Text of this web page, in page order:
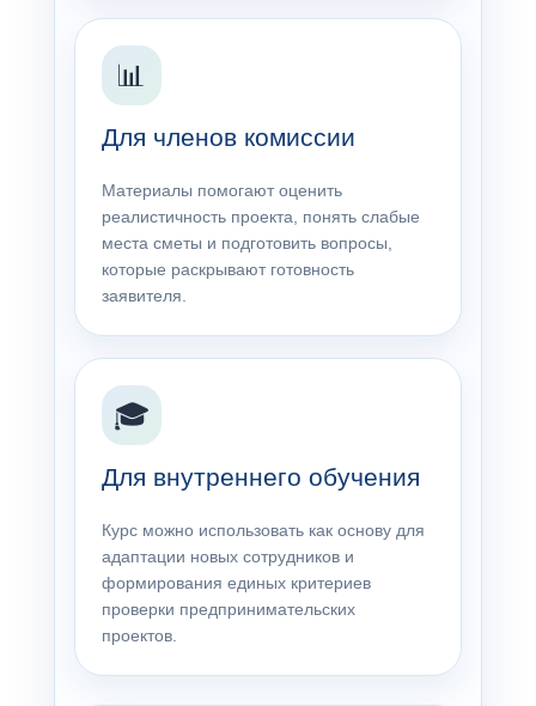
📊
Для членов комиссии
Материалы помогают оценить
реалистичность проекта, понять слабые
места сметы и подготовить вопросы,
которые раскрывают готовность
заявителя.
🎓
Для внутреннего обучения
Курс можно использовать как основу для
адаптации новых сотрудников и
формирования единых критериев
проверки предпринимательских
проектов.